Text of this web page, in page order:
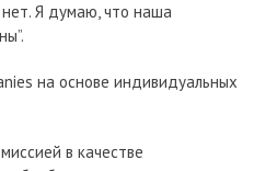
нет. Я думаю, что наша
на основе индивидуальных
в качестве